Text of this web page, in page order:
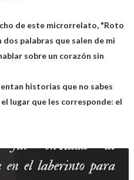
de este microrrelato, "Roto
palabras que salen de mi
sobre un corazón sin
historias que no sabes
lugar que les corresponde: el